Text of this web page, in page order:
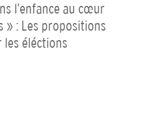
l’enfance au cœur
» : Les propositions
les éléctions